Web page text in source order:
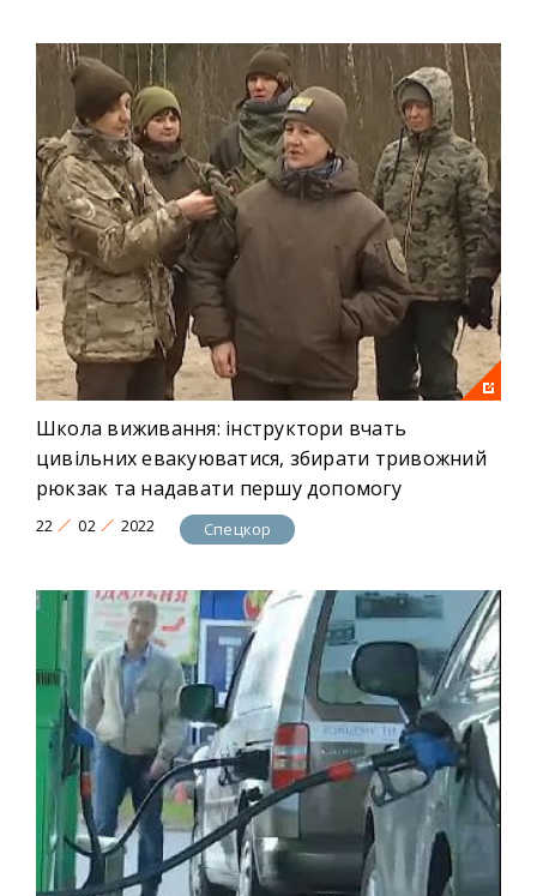
Школа виживання: інструктори вчать
цивільних евакуюватися, збирати тривожний
рюкзак та надавати першу допомогу
22 02 2022 Спецкор